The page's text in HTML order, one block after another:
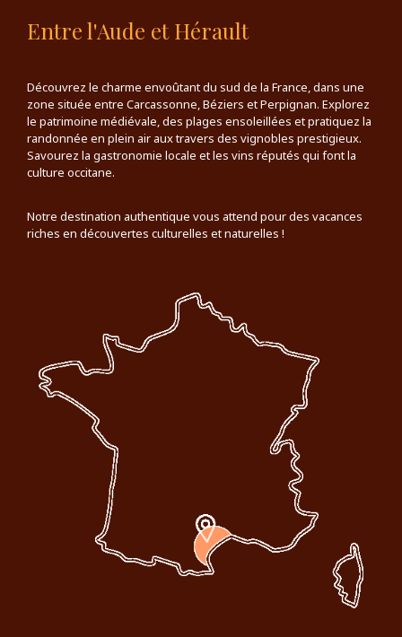
Entre l'Aude et Hérault
Découvrez le charme envoûtant du sud de la France, dans une
zone située entre Carcassonne, Béziers et Perpignan. Explorez
le patrimoine médiévale, des plages ensoleillées et pratiquez la
randonnée en plein air aux travers des vignobles prestigieux.
Savourez la gastronomie locale et les vins réputés qui font la
culture occitane.
Notre destination authentique vous attend pour des vacances
riches en découvertes culturelles et naturelles !